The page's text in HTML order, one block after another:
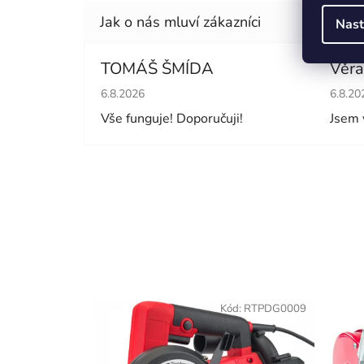
TOMÁŠ ŠMÍDA
Hodnocení obchodu je 5 z 5 hvězdiček.
6.8.2026
Vše funguje! Doporučuji!
Kód: RTPDG0009